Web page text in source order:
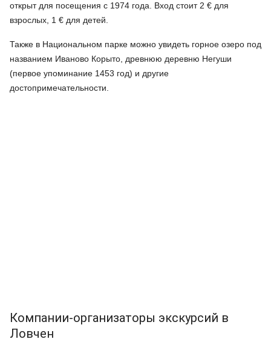
открыт для посещения с 1974 года. Вход стоит 2 € для
взрослых, 1 € для детей.
Также в Национальном парке можно увидеть горное озеро под
названием Иваново Корыто, древнюю деревню Негуши
(первое упоминание 1453 год) и другие
достопримечательности.
Компании-организаторы экскурсий в
Ловчен